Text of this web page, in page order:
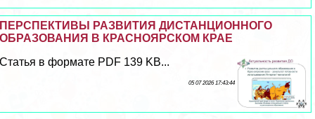
ПЕРСПЕКТИВЫ РАЗВИТИЯ ДИСТАНЦИОННОГО
ОБРАЗОВАНИЯ В КРАСНОЯРСКОМ КРАЕ
Статья в формате PDF 139 KB...
05 07 2026 17:43:44